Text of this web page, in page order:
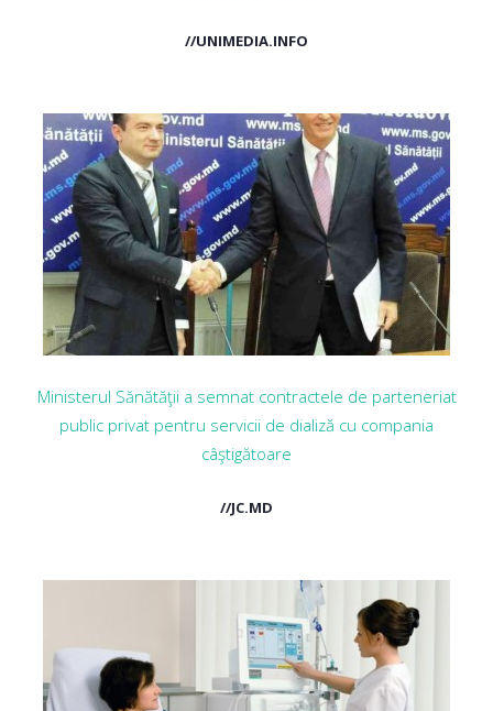
//UNIMEDIA.INFO
Ministerul Sănătăţii a semnat contractele de parteneriat
public privat pentru servicii de dializă cu compania
câştigătoare
//JC.MD